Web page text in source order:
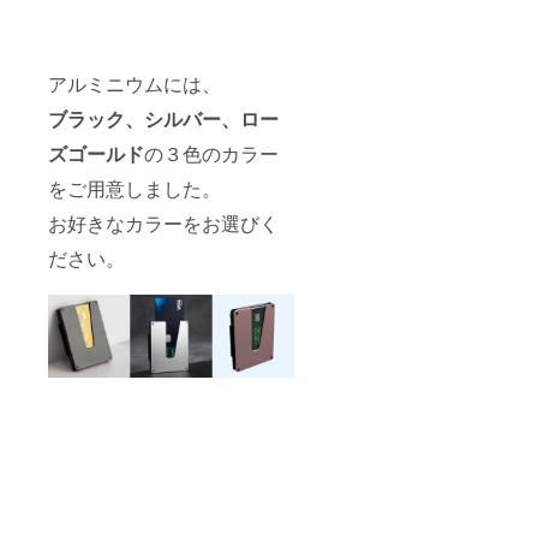
アルミニウムには、
ブラック、シルバー、ロー
ズゴールドの３色のカラー
をご用意しました。
お好きなカラーをお選びく
ださい。